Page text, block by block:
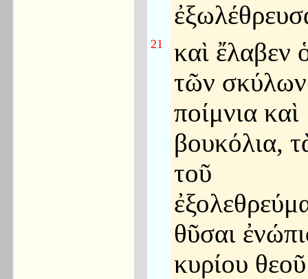
21
καὶ ἔλαβεν
τῶν σκύλων
ποίμνια καὶ
βουκόλια,
τοῦ
θῦσαι
κυρίου